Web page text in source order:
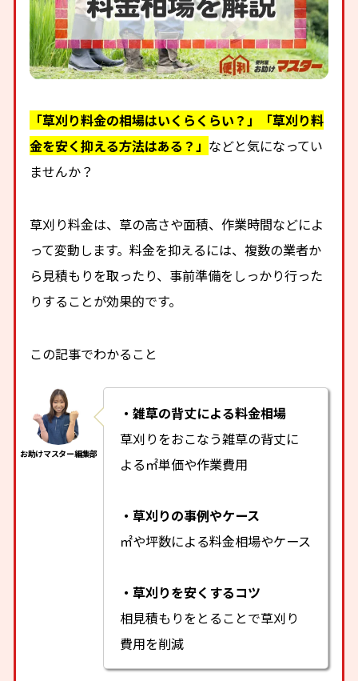
「草刈り料金の相場はいくらくらい？」「草刈り料
金を安く抑える方法はある？」 などと気になってい
ませんか？
草刈り料金は、草の高さや面積、作業時間などによ
って変動します。料金を抑えるには、複数の業者か
ら見積もりを取ったり、事前準備をしっかり行った
りすることが効果的です。
この記事でわかること
・雑草の背丈による料金相場
草刈りをおこなう雑草の背丈に
よる㎡単価や作業費用
・草刈りの事例やケース
㎡や坪数による料金相場やケース
・草刈りを安くするコツ
相見積もりをとることで草刈り
費用を削減